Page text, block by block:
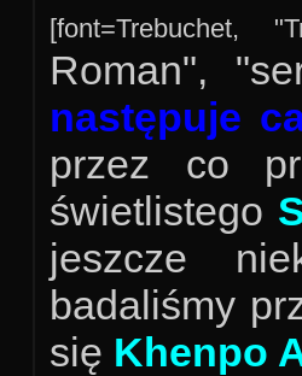
[font=Trebuchet,
Roman",
następuje
przez co
świetlistego
jeszcze
badaliśmy
się Khenpo